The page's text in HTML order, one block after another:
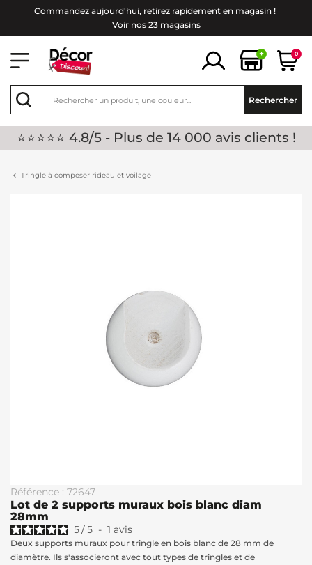
Commandez aujourd'hui, retirez rapidement en magasin !
Voir nos 23 magasins
+ 0
Rechercher
⭐⭐⭐⭐⭐ 4.8/5 - Plus de 14 000 avis clients !
Tringle à composer rideau et voilage
Référence : 72647
Lot de 2 supports muraux bois blanc diam
28mm
5/5 - 1 avis
Deux supports muraux pour tringle en bois blanc de 28 mm de
diamètre. Ils s'associeront avec tout types de tringles et de